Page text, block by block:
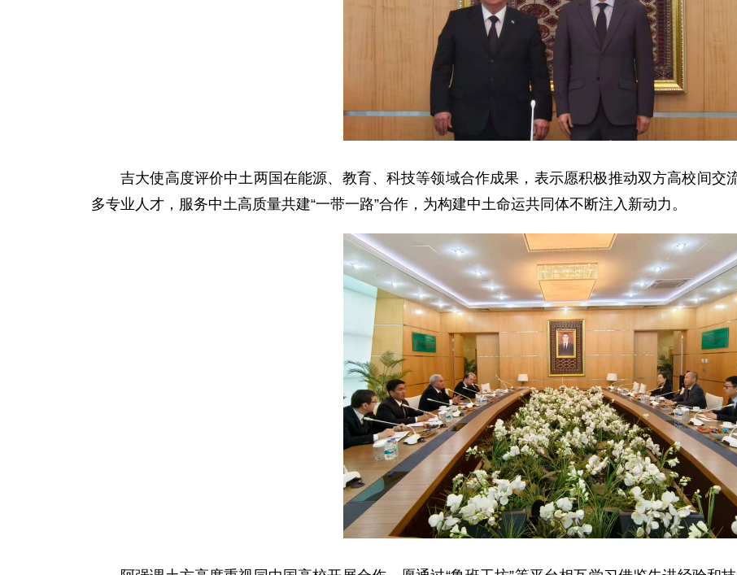
吉大使高度评价中土两国在能源、教育、科技等领域合作成果，表示愿积极推动双方高校间交
多专业人才，服务中土高质量共建“一带一路”合作，为构建中土命运共同体不断注入新动力。